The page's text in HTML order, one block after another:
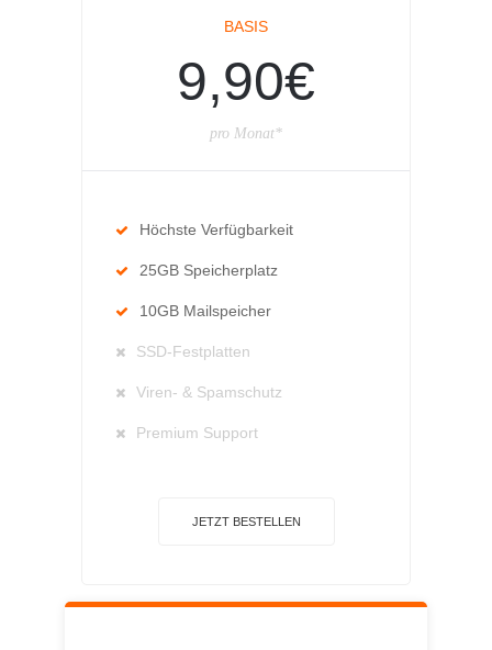
BASIS
9,90€
pro Monat*
Höchste Verfügbarkeit
25GB Speicherplatz
10GB Mailspeicher
SSD-Festplatten
Viren- & Spamschutz
Premium Support
JETZT BESTELLEN